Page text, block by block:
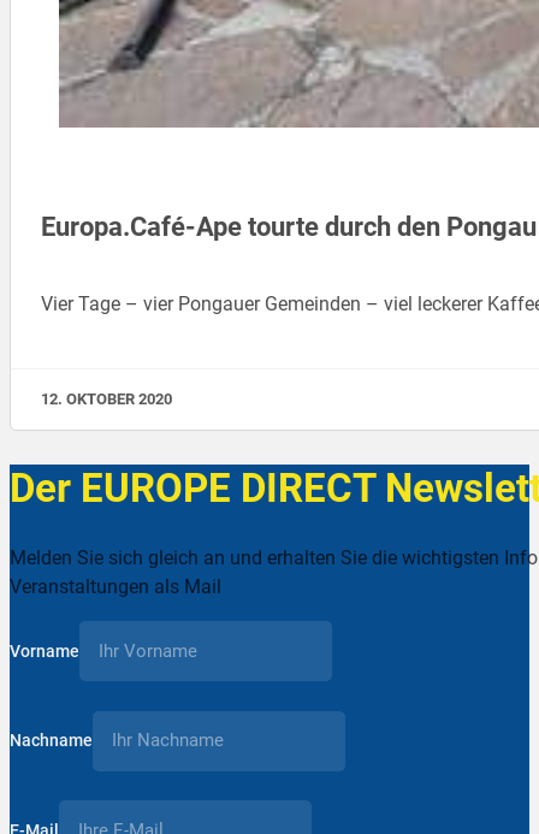
Europa.Café-Ape tourte durch den Pongau
Vier Tage – vier Pongauer Gemeinden – viel leckerer
12. OKTOBER 2020
Der EUROPE DIRECT
Melden Sie sich gleich an und erhalten Sie die wichtigsten
Veranstaltungen als Mail
Vorname
Nachname
E-Mail